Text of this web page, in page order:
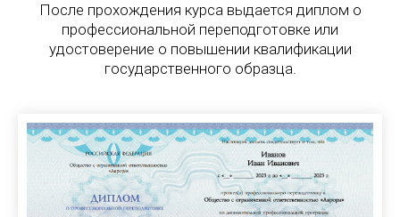
После прохождения курса выдается диплом о
профессиональной переподготовке или
удостоверение о повышении квалификации
государственного образца.